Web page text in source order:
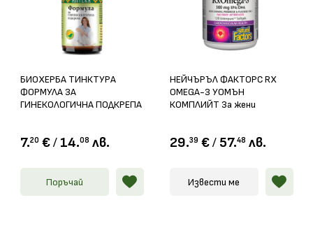
БИОХЕРБА ТИНКТУРА
ФОРМУЛА ЗА
ГИНЕКОЛОГИЧНА ПОДКРЕПА
7.20 € / 14.08 лв.
Поръчай
НЕЙЧЪРЪЛ ФАКТОРС RX
OMEGA-3 УОМЪН
КОМПЛИЙТ За жени
29.39 € / 57.48 лв.
Извести ме